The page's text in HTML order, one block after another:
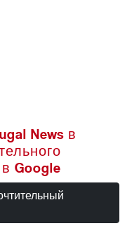
News в
Google